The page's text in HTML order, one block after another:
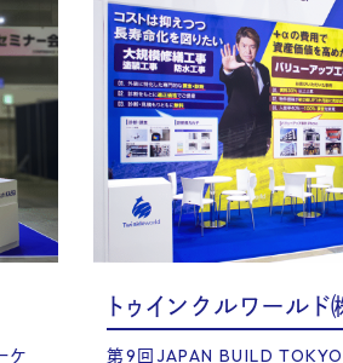
ケ
トゥインクルワールド
第9回JAPAN BUILD